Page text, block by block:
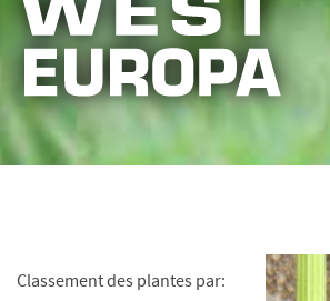
Classement des plantes par: